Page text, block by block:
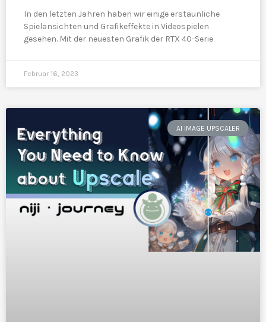
In den letzten Jahren haben wir einige erstaunliche
Spielansichten und Grafikeffekte in Videospielen
gesehen. Mit der neuesten Grafik der RTX 40-Serie
Februar 16, 2023
AI IMAGE UPSCALER